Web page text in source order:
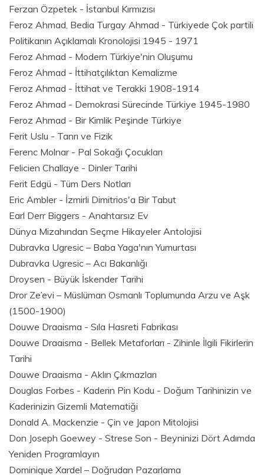
Ferzan Özpetek - İstanbul Kırmızısı
Feroz Ahmad, Bedia Turgay Ahmad - Türkiyede Çok partili
Politikanın Açıklamalı Kronolojisi 1945 - 1971
Feroz Ahmad - Modern Türkiye'nin Oluşumu
Feroz Ahmad - İttihatçılıktan Kemalizme
Feroz Ahmad - İttihat ve Terakki 1908-1914
Feroz Ahmad - Demokrasi Sürecinde Türkiye 1945-1980
Feroz Ahmad - Bir Kimlik Peşinde Türkiye
Ferit Uslu - Tanrı ve Fizik
Ferenc Molnar - Pal Sokağı Çocukları
Felicien Challaye - Dinler Tarihi
Ferit Edgü - Tüm Ders Notları
Eric Ambler - İzmirli Dimitrios'a Bir Tabut
Earl Derr Biggers - Anahtarsız Ev
Dünya Mizahından Seçme Hikayeler Antolojisi
Dubravka Ugresic – Baba Yaga'nın Yumurtası
Dubravka Ugresic – Acı Bakanlığı
Droysen - Büyük İskender Tarihi
Dror Ze’evi – Müslüman Osmanlı Toplumunda Arzu ve Aşk
(1500-1900)
Douwe Draaisma - Sıla Hasreti Fabrikası
Douwe Draaisma - Bellek Metaforları - Zihinle İlgili Fikirlerin
Tarihi
Douwe Draaisma - Aklın Çıkmazları
Douglas Forbes - Kaderin Pin Kodu - Doğum Tarihinizin ve
Kaderinizin Gizemli Matematiği
Donald A. Mackenzie - Çin ve Japon Mitolojisi
Don Joseph Goewey - Strese Son - Beyninizi Dört Adımda
Yeniden Programlayın
Dominique Xardel – Doğrudan Pazarlama